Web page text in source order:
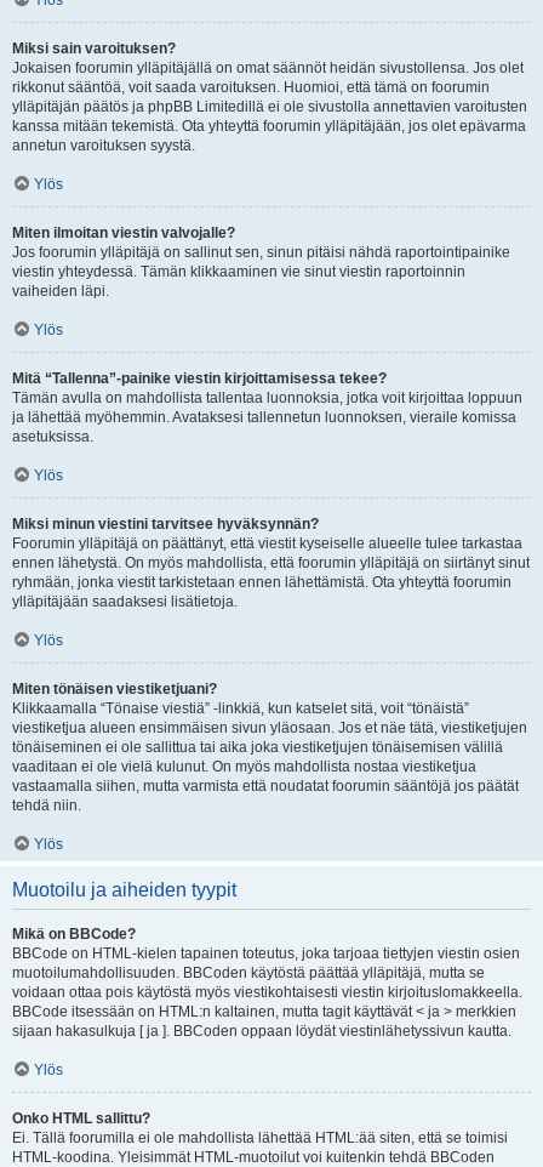
Miksi sain varoituksen?
Jokaisen foorumin ylläpitäjällä on omat säännöt heidän sivustollensa. Jos olet
rikkonut sääntöä, voit saada varoituksen. Huomioi, että tämä on foorumin
ylläpitäjän päätös ja phpBB Limitedillä ei ole sivustolla annettavien varoitusten
kanssa mitään tekemistä. Ota yhteyttä foorumin ylläpitäjään, jos olet epävarma
annetun varoituksen syystä.
Ylös
Miten ilmoitan viestin valvojalle?
Jos foorumin ylläpitäjä on sallinut sen, sinun pitäisi nähdä raportointipainike
viestin yhteydessä. Tämän klikkaaminen vie sinut viestin raportoinnin
vaiheiden läpi.
Ylös
Mitä “Tallenna”-painike viestin kirjoittamisessa tekee?
Tämän avulla on mahdollista tallentaa luonnoksia, jotka voit kirjoittaa loppuun
ja lähettää myöhemmin. Avataksesi tallennetun luonnoksen, vieraile komissa
asetuksissa.
Ylös
Miksi minun viestini tarvitsee hyväksynnän?
Foorumin ylläpitäjä on päättänyt, että viestit kyseiselle alueelle tulee tarkastaa
ennen lähetystä. On myös mahdollista, että foorumin ylläpitäjä on siirtänyt sinut
ryhmään, jonka viestit tarkistetaan ennen lähettämistä. Ota yhteyttä foorumin
ylläpitäjään saadaksesi lisätietoja.
Ylös
Miten tönäisen viestiketjuani?
Klikkaamalla “Tönaise viestiä” -linkkiä, kun katselet sitä, voit “tönäistä”
viestiketjua alueen ensimmäisen sivun yläosaan. Jos et näe tätä, viestiketjujen
tönäiseminen ei ole sallittua tai aika joka viestiketjujen tönäisemisen välillä
vaaditaan ei ole vielä kulunut. On myös mahdollista nostaa viestiketjua
vastaamalla siihen, mutta varmista että noudatat foorumin sääntöjä jos päätät
tehdä niin.
Ylös
Muotoilu ja aiheiden tyypit
Mikä on BBCode?
BBCode on HTML-kielen tapainen toteutus, joka tarjoaa tiettyjen viestin osien
muotoilumahdollisuuden. BBCoden käytöstä päättää ylläpitäjä, mutta se
voidaan ottaa pois käytöstä myös viestikohtaisesti viestin kirjoituslomakkeella.
BBCode itsessään on HTML:n kaltainen, mutta tagit käyttävät < ja > merkkien
sijaan hakasulkuja [ ja ]. BBCoden oppaan löydät viestinlähetyssivun kautta.
Ylös
Onko HTML sallittu?
Ei. Tällä foorumilla ei ole mahdollista lähettää HTML:ää siten, että se toimisi
HTML-koodina. Yleisimmät HTML-muotoilut voi kuitenkin tehdä BBCoden